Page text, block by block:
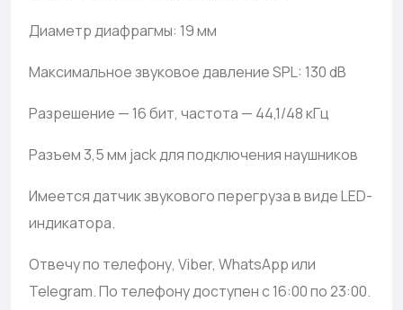
Диаметр диафрагмы: 19 мм
Максимальное звуковое давление SPL: 130 dB
Разрешение — 16 бит, частота — 44,1/48 кГц
Разъем 3,5 мм jack для подключения наушников
Имеется датчик звукового перегруза в виде LED-
индикатора.
Отвечу по телефону, Viber, WhatsApp или
Telegram. По телефону доступен с 16:00 по 23:00.